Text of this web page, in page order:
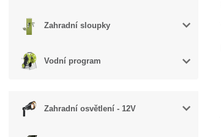
Zahradní sloupky
Vodní program
Zahradní osvětlení - 12V